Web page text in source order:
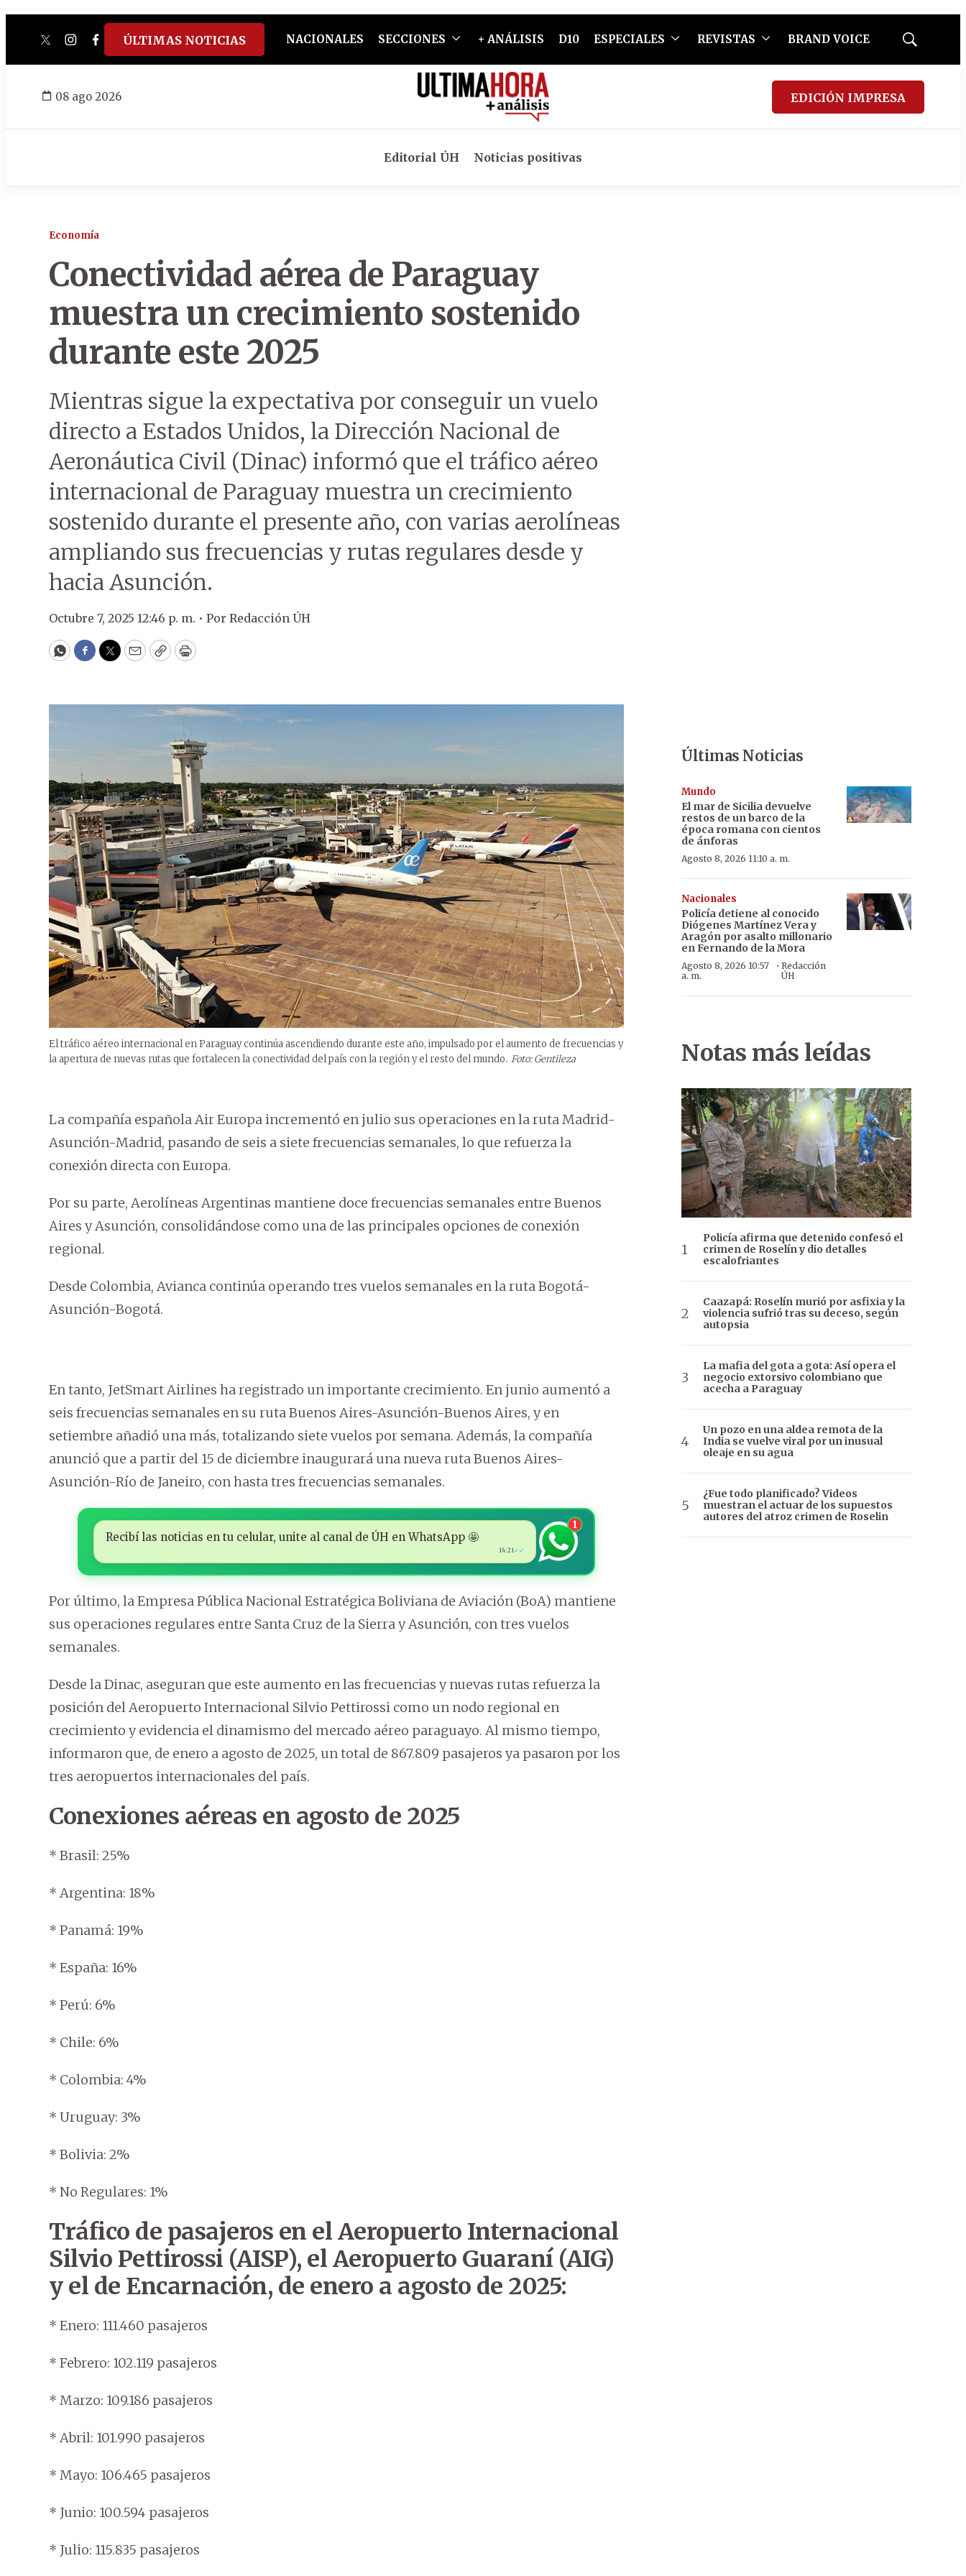
twitterinstagram
facebook
tiktokyoutube
spotify
ÚLTIMAS NOTICIAS NACIONALES SECCIONES + ANÁLISIS D10 ESPECIALES REVISTAS BRAND VOICE
Mostrar
08 ago 2026 EDICIÓN IMPRESA
Editorial ÚH Noticias positivas
Economía
Conectividad aérea de Paraguay
muestra un crecimiento sostenido
durante este 2025
Mientras sigue la expectativa por conseguir un vuelo
directo a Estados Unidos, la Dirección Nacional de
Aeronáutica Civil (Dinac) informó que el tráfico aéreo
internacional de Paraguay muestra un crecimiento
sostenido durante el presente año, con varias aerolíneas
ampliando sus frecuencias y rutas regulares desde y
hacia Asunción.
Octubre 7, 2025 12:46 p. m. • Por Redacción ÚH
WhatsApp
Facebook
Twitter
EmailCopyPrint
El tráfico aéreo internacional en Paraguay continúa ascendiendo durante este año, impulsado por el aumento de frecuencias y
la apertura de nuevas rutas que fortalecen la conectividad del país con la región y el resto del mundo. Foto: Gentileza
La compañía española Air Europa incrementó en julio sus operaciones en la ruta Madrid-
Asunción-Madrid, pasando de seis a siete frecuencias semanales, lo que refuerza la
conexión directa con Europa.
Por su parte, Aerolíneas Argentinas mantiene doce frecuencias semanales entre Buenos
Aires y Asunción, consolidándose como una de las principales opciones de conexión
regional.
Desde Colombia, Avianca continúa operando tres vuelos semanales en la ruta Bogotá-
Asunción-Bogotá.
En tanto, JetSmart Airlines ha registrado un importante crecimiento. En junio aumentó a
seis frecuencias semanales en su ruta Buenos Aires-Asunción-Buenos Aires, y en
setiembre añadió una más, totalizando siete vuelos por semana. Además, la compañía
anunció que a partir del 15 de diciembre inaugurará una nueva ruta Buenos Aires-
Asunción-Río de Janeiro, con hasta tres frecuencias semanales.
Recibí las noticias en tu celular, unite al canal de ÚH en WhatsApp 🤩
14:21✓✓
1
Por último, la Empresa Pública Nacional Estratégica Boliviana de Aviación (BoA) mantiene
sus operaciones regulares entre Santa Cruz de la Sierra y Asunción, con tres vuelos
semanales.
Desde la Dinac, aseguran que este aumento en las frecuencias y nuevas rutas refuerza la
posición del Aeropuerto Internacional Silvio Pettirossi como un nodo regional en
crecimiento y evidencia el dinamismo del mercado aéreo paraguayo. Al mismo tiempo,
informaron que, de enero a agosto de 2025, un total de 867.809 pasajeros ya pasaron por los
tres aeropuertos internacionales del país.
Conexiones aéreas en agosto de 2025
* Brasil: 25%
* Argentina: 18%
* Panamá: 19%
* España: 16%
* Perú: 6%
* Chile: 6%
* Colombia: 4%
* Uruguay: 3%
* Bolivia: 2%
* No Regulares: 1%
Tráfico de pasajeros en el Aeropuerto Internacional
Silvio Pettirossi (AISP), el Aeropuerto Guaraní (AIG)
y el de Encarnación, de enero a agosto de 2025:
* Enero: 111.460 pasajeros
* Febrero: 102.119 pasajeros
* Marzo: 109.186 pasajeros
* Abril: 101.990 pasajeros
* Mayo: 106.465 pasajeros
* Junio: 100.594 pasajeros
* Julio: 115.835 pasajeros
Últimas Noticias
Mundo
El mar de Sicilia devuelve
restos de un barco de la
época romana con cientos
de ánforas
Agosto 8, 2026 11:10 a. m.
Nacionales
Policía detiene al conocido
Diógenes Martínez Vera y
Aragón por asalto millonario
en Fernando de la Mora
Agosto 8, 2026 10:57
a. m.
·Redacción
ÚH
Notas más leídas
Policía afirma que detenido confesó el
crimen de Roselín y dio detalles
escalofriantes
Caazapá: Roselín murió por asfixia y la
violencia sufrió tras su deceso, según
autopsia
La mafia del gota a gota: Así opera el
negocio extorsivo colombiano que
acecha a Paraguay
Un pozo en una aldea remota de la
India se vuelve viral por un inusual
oleaje en su agua
¿Fue todo planificado? Videos
muestran el actuar de los supuestos
autores del atroz crimen de Roselin